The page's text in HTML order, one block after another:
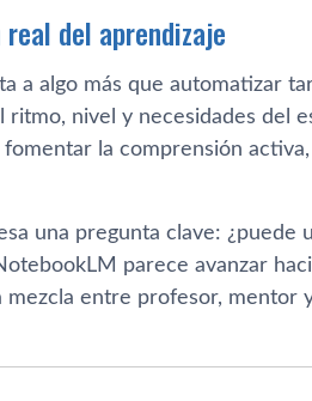
del aprendizaje
a algo más que automatizar
ritmo, nivel y necesidades del
la comprensión
una pregunta clave: ¿puede
parece avanzar
entre profesor, mentor